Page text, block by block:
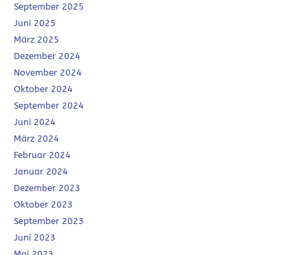
September 2025
Juni 2025
März 2025
Dezember 2024
November 2024
Oktober 2024
September 2024
Juni 2024
März 2024
Februar 2024
Januar 2024
Dezember 2023
Oktober 2023
September 2023
Juni 2023